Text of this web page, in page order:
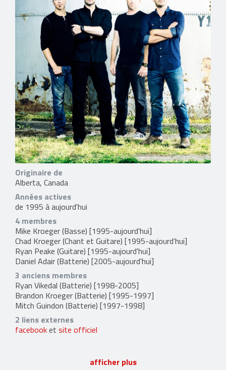
Originaire de
Alberta, Canada
Années actives
de 1995 à aujourd'hui
4 membres
Mike Kroeger(Basse) [1995-aujourd'hui]
Chad Kroeger(Chant et Guitare) [1995-aujourd'hui]
Ryan Peake (Guitare) [1995-aujourd'hui]
Daniel Adair(Batterie) [2005-aujourd'hui]
3 anciens membres
Ryan Vikedal (Batterie) [1998-2005]
Brandon Kroeger(Batterie) [1995-1997]
Mitch Guindon (Batterie) [1997-1998]
2 liens externes
facebooket site officiel
afficher plus